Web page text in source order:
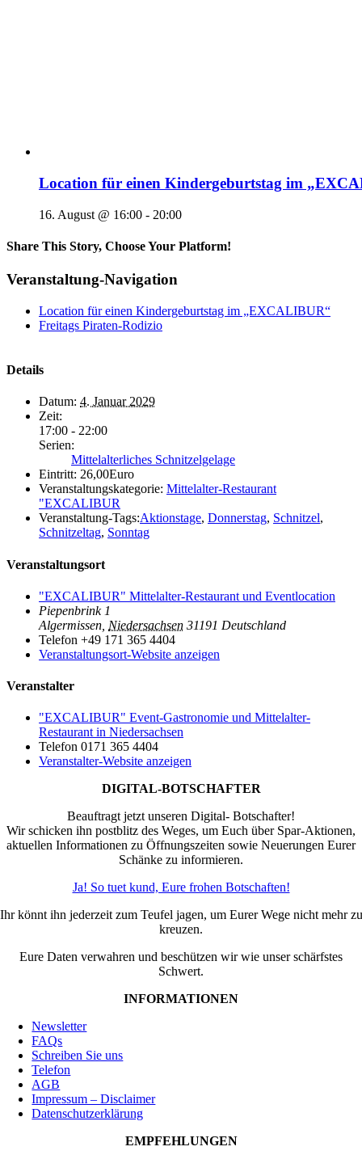
Location für einen Kindergeburtstag im
16. August @ 16:00 - 20:00
Share This Story, Choose Your Platform!
Veranstaltung-Navigation
Location für einen Kindergeburtstag im „EXCALIBUR“
Freitags Piraten-Rodizio
Details
Datum: 4. Januar 2029
Zeit:
17:00 - 22:00
Serien:
Mittelalterliches Schnitzelgelage
Eintritt: 26,00Euro
Veranstaltungskategorie: Mittelalter-Restaurant
"EXCALIBUR
Veranstaltung-Tags:Aktionstage, Donnerstag, Schnitzel,
Schnitzeltag, Sonntag
Veranstaltungsort
"EXCALIBUR" Mittelalter-Restaurant und Eventlocation
Piepenbrink 1
Algermissen Niedersachsen 31191 Deutschland
Telefon +49 171 365 4404
Veranstaltungsort-Website anzeigen
Veranstalter
"EXCALIBUR" Event-Gastronomie und Mittelalter-
Restaurant in Niedersachsen
Telefon 0171 365 4404
Veranstalter-Website anzeigen
DIGITAL-BOTSCHAFTER
Beauftragt jetzt unseren Digital- Botschafter!
Wir schicken ihn postblitz des Weges, um Euch über Spar-Aktionen,
aktuellen Informationen zu Öffnungszeiten sowie Neuerungen Eurer
Schänke zu informieren.
Ja! So tuet kund, Eure frohen Botschaften!
Ihr könnt ihn jederzeit zum Teufel jagen, um Eurer Wege nicht mehr zu
kreuzen.
Eure Daten verwahren und beschützen wir wie unser schärfstes
Schwert.
INFORMATIONEN
Newsletter
FAQs
Schreiben Sie uns
Telefon
AGB
Impressum – Disclaimer
Datenschutzerklärung
EMPFEHLUNGEN